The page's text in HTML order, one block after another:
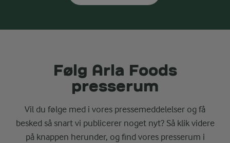
Følg Arla Foods
presserum
Vil du følge med i vores pressemeddelelser og få
besked så snart vi publicerer noget nyt? Så klik videre
på knappen herunder, og find vores presserum i